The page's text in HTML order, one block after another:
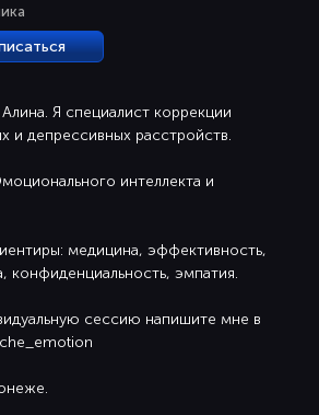
Я специалист коррекции
и депрессивных расстройств.
интеллекта и
медицина, эффективность,
конфиденциальность, эмпатия.
сессию напишите мне в